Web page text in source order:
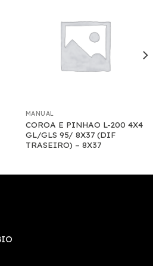
MANUAL
COROA E PINHAO L-200 4X4
GL/GLS 95/ 8X37 (DIF
TRASEIRO) – 8X37